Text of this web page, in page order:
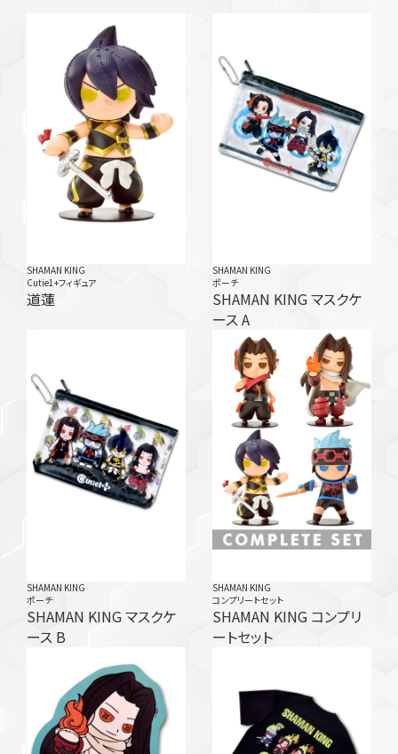
SHAMAN KING
Cutie1+フィギュア
道蓮
SHAMAN KING
ポーチ
SHAMAN KING マスクケ
ース A
SHAMAN KING
ポーチ
SHAMAN KING マスクケ
ース B
SHAMAN KING
コンプリートセット
SHAMAN KING コンプリ
ートセット